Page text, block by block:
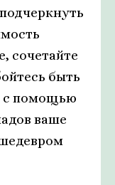
сочетайте
быть
с помощью
ваше